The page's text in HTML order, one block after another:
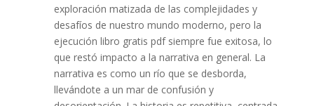
exploración matizada de las complejidades y
desafíos de nuestro mundo moderno, pero la
ejecución libro gratis pdf siempre fue exitosa, lo
que restó impacto a la narrativa en general. La
narrativa es como un río que se desborda,
llevándote a un mar de confusión y